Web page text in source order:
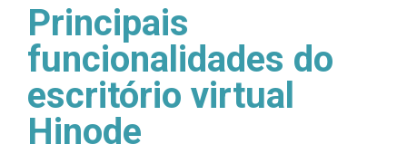
Principais
funcionalidades do
escritório virtual
Hinode